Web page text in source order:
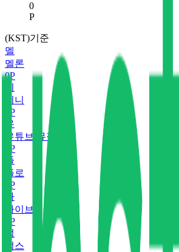
현재 스코어
0
P
(KST)기준
멜
멜론
0P
지니
P
유
유튜브 뮤직
P
플
플로
P
바
바이브
P
벅
벅스